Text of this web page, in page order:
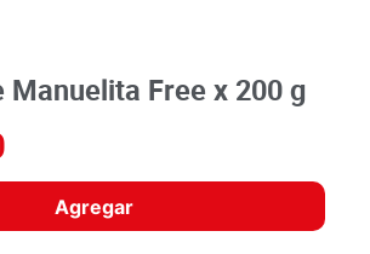
Manuelita Free x 200 g
Agregar